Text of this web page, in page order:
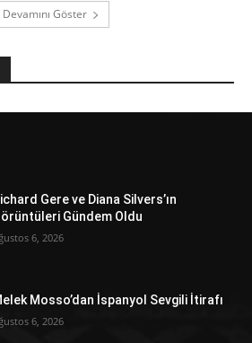
Devamını Göster
Gere ve Diana Silvers’ın
Gündem Oldu
6, 2026
Mosso’dan İspanyol Sevgili İtirafı
6, 2026